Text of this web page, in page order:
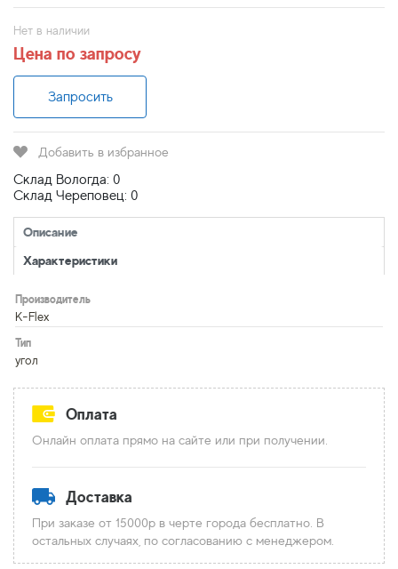
Нет в наличии
Цена по запросу
Запросить
Добавить в избранное
Склад Вологда: 0
Склад Череповец: 0
Описание
Характеристики
Производитель
K-Flex
Тип
угол
Оплата
Онлайн оплата прямо на сайте или при получении.
Доставка
При заказе от 15000р в черте города бесплатно. В
остальных случаях, по согласованию с менеджером.